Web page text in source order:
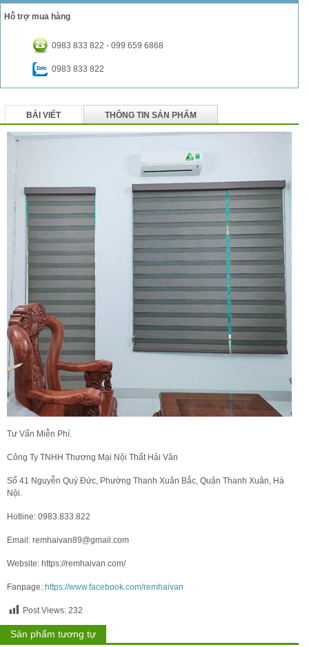
Hỗ trợ mua hàng
0983 833 822 - 099 659 6868
0983 833 822
BÀI VIẾT THÔNG TIN SẢN PHẨM
BÌNH LUẬN
Tư Vấn Miễn Phí.
Công Ty TNHH Thương Mại Nội Thất Hải Vân
Số 41 Nguyễn Quý Đức, Phường Thanh Xuân Bắc, Quận Thanh Xuân, Hà
Nội.
Hotline: 0983.833.822
Email: remhaivan89@gmail.com
Website: https://remhaivan.com/
Fanpage: https://www.facebook.com/remhaivan
Post Views: 232
Sản phẩm tương tự